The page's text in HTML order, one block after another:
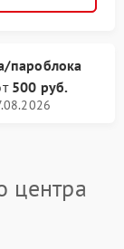
пароблока
500 руб.
центра